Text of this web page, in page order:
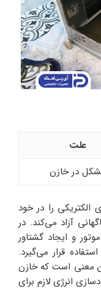
علت
در خازن
را در خود
آزاد می‌کند. در
و ایجاد گشتاور
قرار می‌گیرد.
معنی است که خازن
انرژی لازم برای